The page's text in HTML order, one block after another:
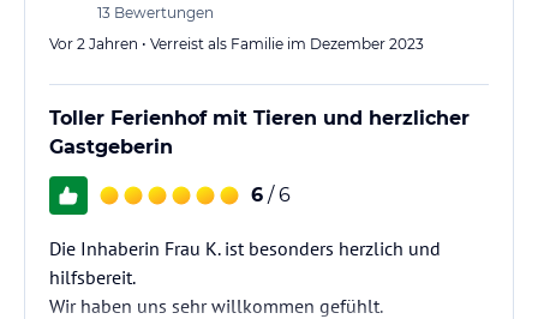
13 Bewertungen
Vor 2 Jahren • Verreist als Familie im Dezember 2023
Toller Ferienhof mit Tieren und herzlicher
Gastgeberin
6 / 6
Die Inhaberin Frau K. ist besonders herzlich und
hilfsbereit.
Wir haben uns sehr willkommen gefühlt.